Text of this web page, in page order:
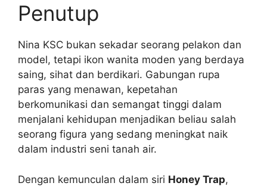
Penutup
Nina KSC bukan sekadar seorang pelakon dan
model, tetapi ikon wanita moden yang berdaya
saing, sihat dan berdikari. Gabungan rupa
paras yang menawan, kepetahan
berkomunikasi dan semangat tinggi dalam
menjalani kehidupan menjadikan beliau salah
seorang figura yang sedang meningkat naik
dalam industri seni tanah air.
Dengan kemunculan dalam siri Honey Trap,